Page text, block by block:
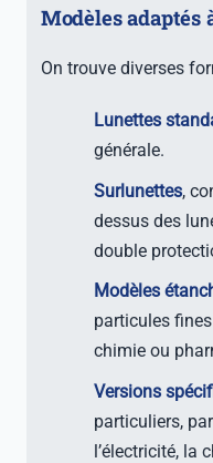
Modèles adaptés
On trouve diverses
Lunettes
générale.
Surlunettes,
dessus des
double
Modèles
particules
chimie ou
Versions
particuliers,
l’électricité, la